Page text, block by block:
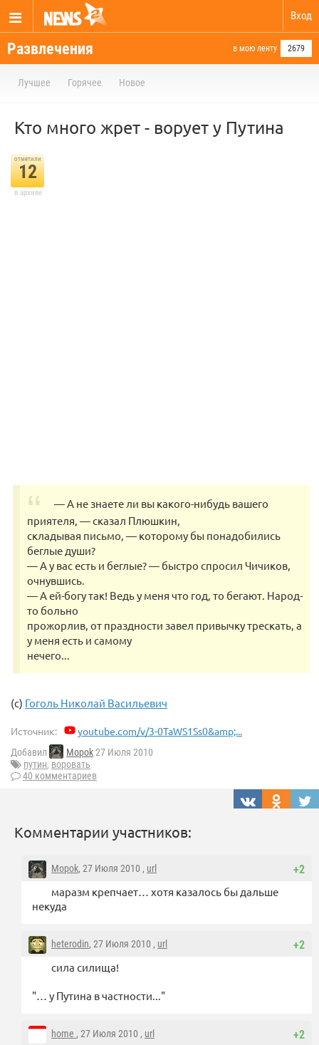
Вход
Развлечения в мою ленту 2679
Лучшее Горячее Новое
Кто много жрет - ворует у Путина
отметили
12
в архиве
— А не знаете ли вы какого-нибудь вашего
приятеля, — сказал Плюшкин,
складывая письмо, — которому бы понадобились
беглые души?
— А у вас есть и беглые? — быстро спросил Чичиков,
очнувшись.
— А ей-богу так! Ведь у меня что год, то бегают. Народ-
то больно
прожорлив, от праздности завел привычку трескать, а
у меня есть и самому
нечего...
(с) Гоголь Николай Васильевич
Источник: youtube.com/v/3-0TaWS1Ss0&amp;...
Добавил Mopok27 Июля 2010
путин, воровать
40 комментариев
Комментарии участников:
+2
Mopok, 27 Июля 2010 , url
маразм крепчает… хотя казалось бы дальше
некуда
+2
heterodin, 27 Июля 2010 , url
сила силища!
"… у Путина в частности..."
+2
home , 27 Июля 2010 , url